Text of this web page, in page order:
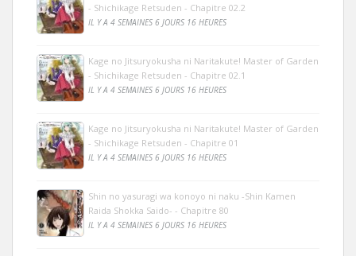
- Shichikage Retsuden - Chapitre 02.2
IL Y A 4 SEMAINES 6 JOURS 16 HEURES
Kage no Jitsuryokusha ni Naritakute! Master of Garden
- Shichikage Retsuden - Chapitre 02.1
IL Y A 4 SEMAINES 6 JOURS 16 HEURES
Kage no Jitsuryokusha ni Naritakute! Master of Garden
- Shichikage Retsuden - Chapitre 01
IL Y A 4 SEMAINES 6 JOURS 16 HEURES
Shin no yasuragi wa konoyo ni naku -Shin Kamen
Raida Shokka Saido- - Chapitre 80
IL Y A 4 SEMAINES 6 JOURS 16 HEURES